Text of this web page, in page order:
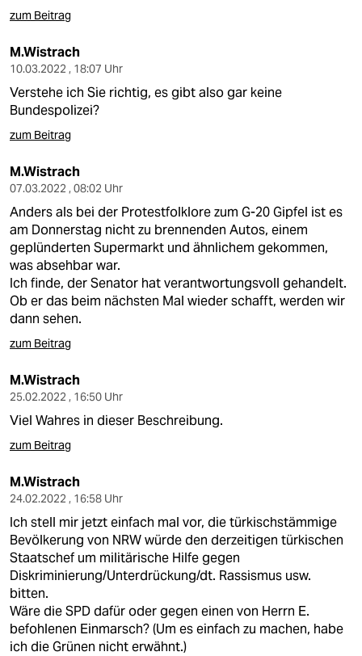
zum Beitrag
M.Wistrach
10.03.2022 , 18:07 Uhr
Verstehe ich Sie richtig, es gibt also gar keine
Bundespolizei?
zum Beitrag
M.Wistrach
07.03.2022 , 08:02 Uhr
Anders als bei der Protestfolklore zum G-20 Gipfel ist es
am Donnerstag nicht zu brennenden Autos, einem
geplünderten Supermarkt und ähnlichem gekommen,
was absehbar war.
Ich finde, der Senator hat verantwortungsvoll gehandelt.
Ob er das beim nächsten Mal wieder schafft, werden wir
dann sehen.
zum Beitrag
M.Wistrach
25.02.2022 , 16:50 Uhr
Viel Wahres in dieser Beschreibung.
zum Beitrag
M.Wistrach
24.02.2022 , 16:58 Uhr
Ich stell mir jetzt einfach mal vor, die türkischstämmige
Bevölkerung von NRW würde den derzeitigen türkischen
Staatschef um militärische Hilfe gegen
Diskriminierung/Unterdrückung/dt. Rassismus usw.
bitten.
Wäre die SPD dafür oder gegen einen von Herrn E.
befohlenen Einmarsch? (Um es einfach zu machen, habe
ich die Grünen nicht erwähnt.)